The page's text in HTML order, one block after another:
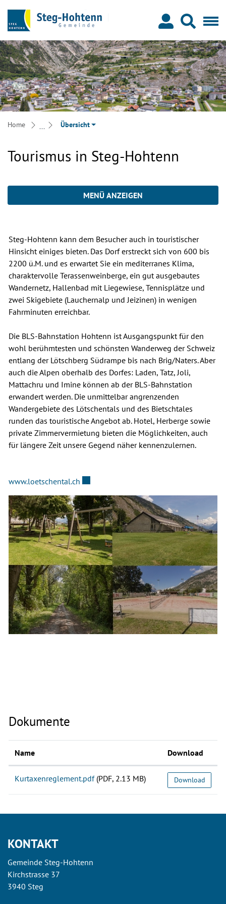
zur Startseite
Direkt zur Hauptnavigation
Direkt zum Inhalt
Direkt zur Suche
Direkt zum Stichwortverzeichnis
Steg-Hohtenn
Home Übersicht
Tourismus in Steg-Hohtenn
MENÜ ANZEIGEN
Steg-Hohtenn kann dem Besucher auch in touristischer
Hinsicht einiges bieten. Das Dorf erstreckt sich von 600 bis
2200 ü.M. und es erwartet Sie ein mediterranes Klima,
charaktervolle Terassenweinberge, ein gut ausgebautes
Wandernetz, Hallenbad mit Liegewiese, Tennisplätze und
zwei Skigebiete (Lauchernalp und Jeizinen) in wenigen
Fahrminuten erreichbar.
Die BLS-Bahnstation Hohtenn ist Ausgangspunkt für den
wohl berühmtesten und schönsten Wanderweg der Schweiz
entlang der Lötschberg Südrampe bis nach Brig/Naters. Aber
auch die Alpen oberhalb des Dorfes: Laden, Tatz, Joli,
Mattachru und Imine können ab der BLS-Bahnstation
erwandert werden. Die unmittelbar angrenzenden
Wandergebiete des Lötschentals und des Bietschtales
runden das touristische Angebot ab. Hotel, Herberge sowie
private Zimmervermietung bieten die Möglichkeiten, auch
für längere Zeit unsere Gegend näher kennenzulernen.
www.loetschental.ch
Dokumente
Name Download
Kurtaxenreglement.pdf (PDF, 2.13 MB) Download
KONTAKT
Gemeinde Steg-Hohtenn
Kirchstrasse 37
3940 Steg